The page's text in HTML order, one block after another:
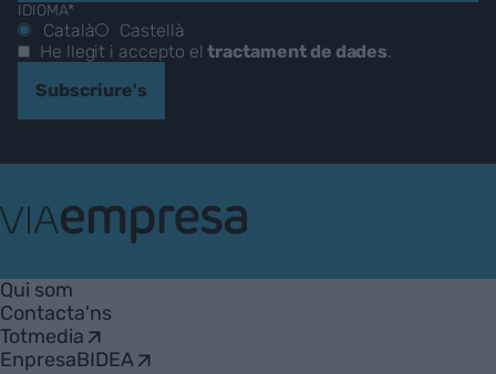
IDIOMA*
Català
Castellà
He llegit i accepto eltractament de dades.
Subscriure's
Empresa
Qui som
Contacta'ns
Totmedia
EnpresaBIDEA